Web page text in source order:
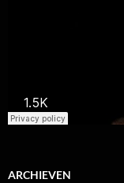
ARCHIEVEN